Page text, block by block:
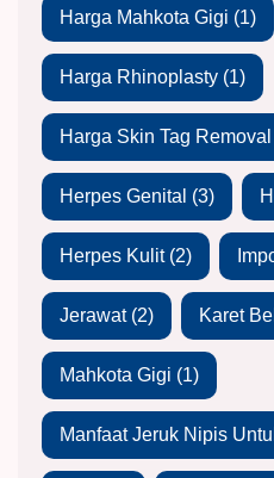
Harga Mahkota Gigi (1)
Harga Rhinoplasty (1)
Harga Skin Tag Removal
Herpes Genital (3)
Herpes Kulit(2)
Jerawat(2) Karet
Mahkota Gigi (1)
Manfaat Jeruk Nipis